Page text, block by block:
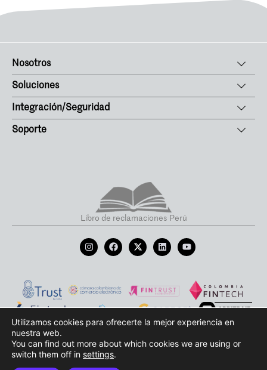
Nosotros
Soluciones
Integración/Seguridad
Soporte
Libro de reclamaciones Perú
Términos y condiciones de uso
Políticas de Cookies
Utilizamos cookies para ofrecerte la mejor experiencia en
nuestra web.
You can find out more about which cookies we are using or
switch them off in settings.